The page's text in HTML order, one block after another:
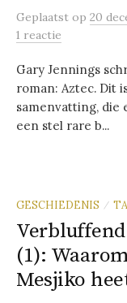
Geplaatst op 20
1 reactie
Gary Jennings
roman: Aztec. Dit
samenvatting, die
een stel rare b...
GESCHIEDENIS /
(1):
Mesjiko